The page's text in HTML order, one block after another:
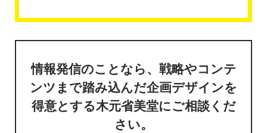
情報発信のことなら、戦略やコンテ
ンツまで踏み込んだ企画デザインを
得意とする木元省美堂にご相談くだ
さい。